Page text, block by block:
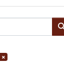
×